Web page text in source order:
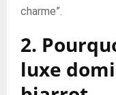
charme”.
2.
luxe